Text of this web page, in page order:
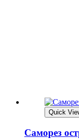
Quick
Саморез